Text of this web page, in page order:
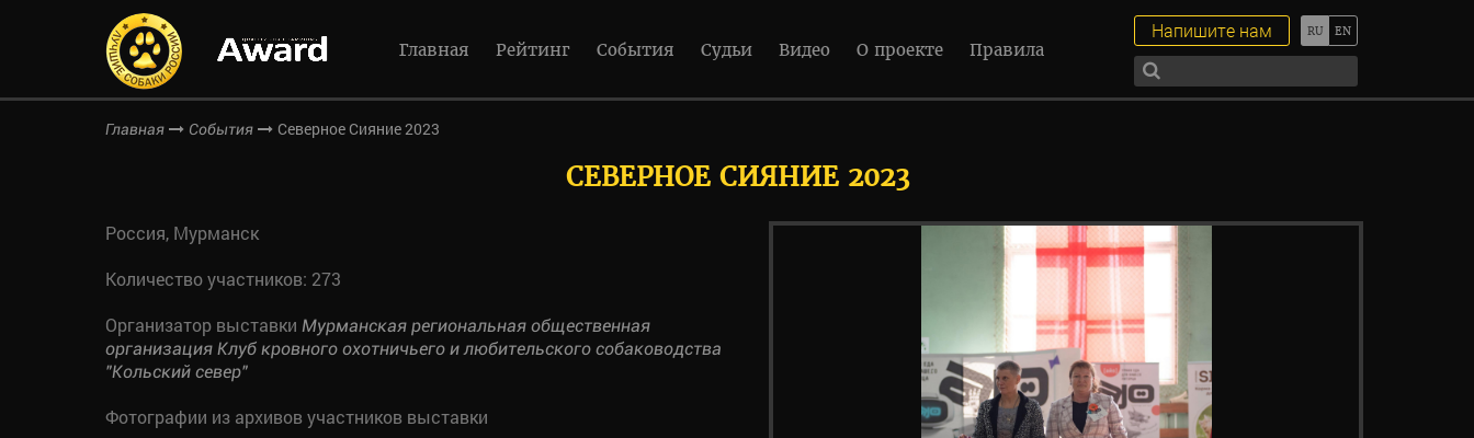
Главная Рейтинг События Судьи Видео О проекте Правила
Напишите нам
Главная События Северное Сияние 2023
СЕВЕРНОЕ СИЯНИЕ 2023
Россия, Мурманск
Количество участников: 273
Организатор выставки Мурманская региональная общественная
организация Клуб кровного охотничьего и любительского собаководства
"Кольский север"
Фотографии из архивов участников выставки